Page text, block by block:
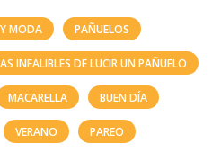
MODA PAÑUELOS
INFALIBLES DE LUCIR UN PAÑUELO
MACARELLA BUEN DÍA
VERANO PAREO